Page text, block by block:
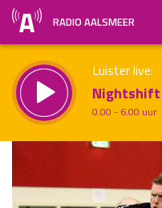
RADIO AALSMEER
Luister live:
Nightshift
0.00 - 6.00 uur